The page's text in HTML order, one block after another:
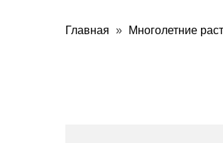
Главная Многолетние